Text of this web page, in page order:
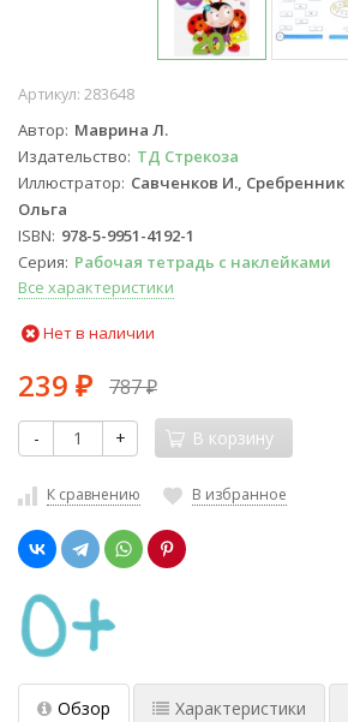
Артикул: 283648
Автор Маврина Л.
Издательство ТД Стрекоза
Иллюстратор Савченков И.,
Ольга
ISBN 978-5-9951-4192-1
Серия Рабочая тетрадь с наклейками
Все характеристики
Нет в наличии
239 ₽ 787₽
- + В корзину
К сравнению В избранное
Обзор Характеристики